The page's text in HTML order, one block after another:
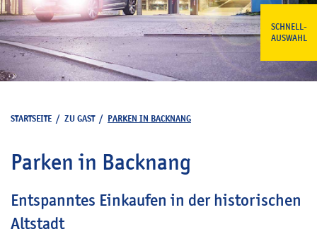
SCHNELL-
AUSWAHL
STARTSEITE / ZU GAST/ PARKEN IN BACKNANG
Parken in Backnang
Entspanntes Einkaufen in der historischen
Altstadt